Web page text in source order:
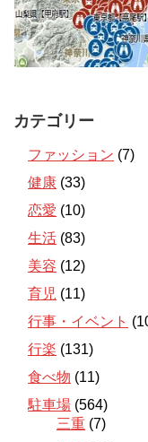
カテゴリー
ファッション (7)
健康 (33)
恋愛 (10)
生活 (83)
美容 (12)
育児 (11)
行事・イベント
行楽 (131)
食べ物 (11)
駐車場 (564)
三重 (7)